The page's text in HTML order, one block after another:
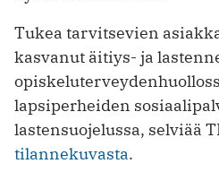
Tukea tarvitsevien
kasvanut äitiys- ja
lapsiperheiden
lastensuojelussa, selviää
tilannekuvasta.